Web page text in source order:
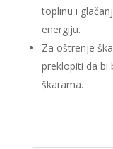
toplinu i
energiju.
Za oštrenje
preklopiti da bi
škarama.